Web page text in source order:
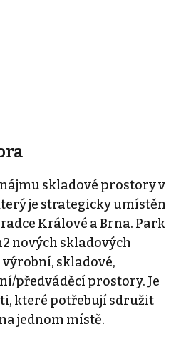
skladové prostory v
je strategicky umístěn
Králové a Brna. Park
nových skladových
skladové,
předváděcí prostory. Je
které potřebují sdružit
jednom místě.